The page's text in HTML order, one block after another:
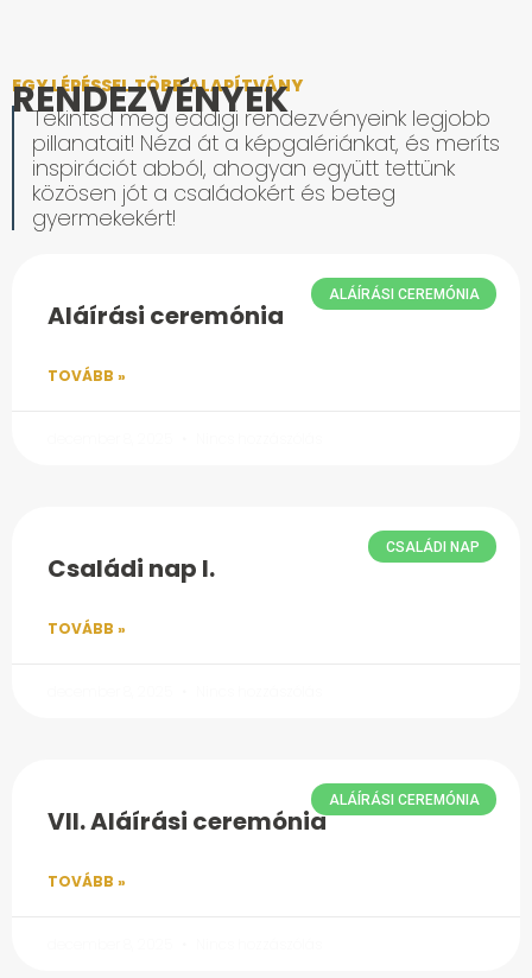
EGY LÉPÉSSEL TÖBB ALAPÍTVÁNY
RENDEZVÉNYEK
Tekintsd meg eddigi rendezvényeink legjobb
pillanatait! Nézd át a képgalériánkat, és meríts
inspirációt abból, ahogyan együtt tettünk
közösen jót a családokért és beteg
gyermekekért!
ALÁÍRÁSI CEREMÓNIA
Aláírási ceremónia
TOVÁBB »
CSALÁDI NAP
Családi nap I.
TOVÁBB »
ALÁÍRÁSI CEREMÓNIA
VII. Aláírási ceremónia
TOVÁBB »